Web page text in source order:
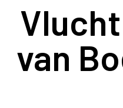
Vlucht
van